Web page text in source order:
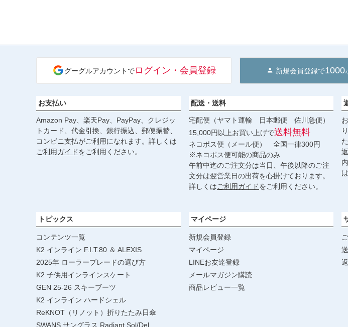
グーグルアカウントでログイン・会員登録 新規会員登録で1000
お支払い
Amazon Pay、楽天Pay、PayPay、クレジッ
トカード、代金引換、銀行振込、郵便振替、
コンビニ支払がご利用になれます。詳しくは
ご利用ガイドをご利用ください。
配送・送料
宅配便（ヤマト運輸 日本郵便 佐川急便）
15,000円以上お買い上げで送料無料
ネコポス便（メール便） 全国一律300円
※ネコポス便可能の商品のみ
午前中迄のご注文分は当日、午後以降のご注
文分は翌営業日の出荷を心掛けております。
詳しくはご利用ガイドをご利用ください。
は
トピックス
コンテンツ一覧
K2 インライン F.I.T.80 ＆ ALEXIS
2025年 ローラーブレードの選び方
K2 子供用インラインスケート
GEN 25-26 スキーブーツ
K2 インライン ハードシェル
ReKNOT（リノット）折りたたみ日傘
SWANS サングラス Radiant Sol/Del
マイページ
新規会員登録
マイページ
LINEお友達登録
メールマガジン購読
商品レビュー一覧